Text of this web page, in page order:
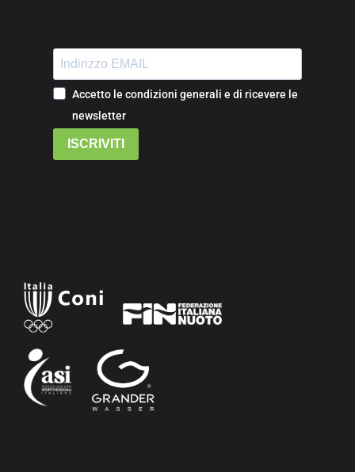
Accetto le condizioni generali e di ricevere le
newsletter
ISCRIVITI